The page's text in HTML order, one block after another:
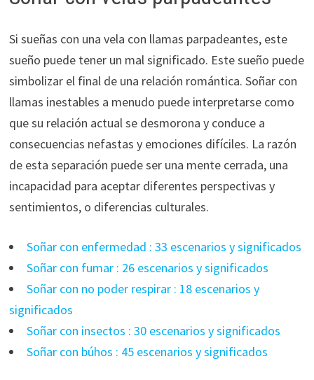
Si sueñas con una vela con llamas parpadeantes, este
sueño puede tener un mal significado. Este sueño puede
simbolizar el final de una relación romántica. Soñar con
llamas inestables a menudo puede interpretarse como
que su relación actual se desmorona y conduce a
consecuencias nefastas y emociones difíciles. La razón
de esta separación puede ser una mente cerrada, una
incapacidad para aceptar diferentes perspectivas y
sentimientos, o diferencias culturales.
Soñar con enfermedad : 33 escenarios y significados
Soñar con fumar : 26 escenarios y significados
Soñar con no poder respirar : 18 escenarios y
significados
Soñar con insectos : 30 escenarios y significados
Soñar con búhos : 45 escenarios y significados